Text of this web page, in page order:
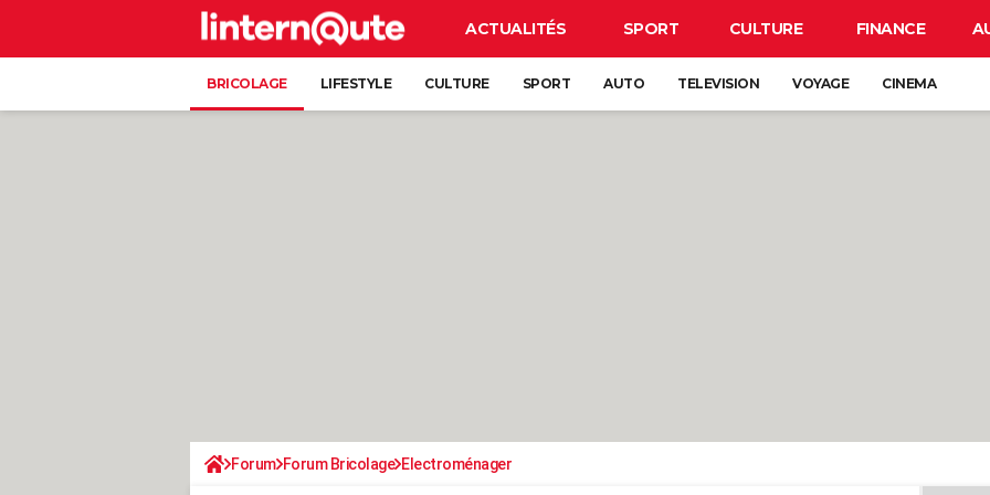
ACTUALITÉS SPORT CULTURE FINANCE
BRICOLAGE LIFESTYLE CULTURE SPORT AUTO TELEVISION VOYAGE CINEMA
Forum Forum Bricolage Electroménager